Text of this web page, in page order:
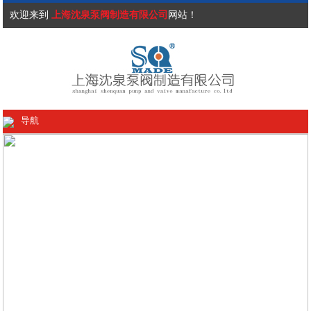
欢迎来到 上海沈泉泵阀制造有限公司 网站！
导航